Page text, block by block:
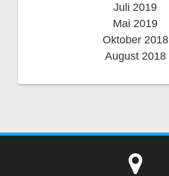
Juli 2019
Mai 2019
Oktober 2018
August 2018